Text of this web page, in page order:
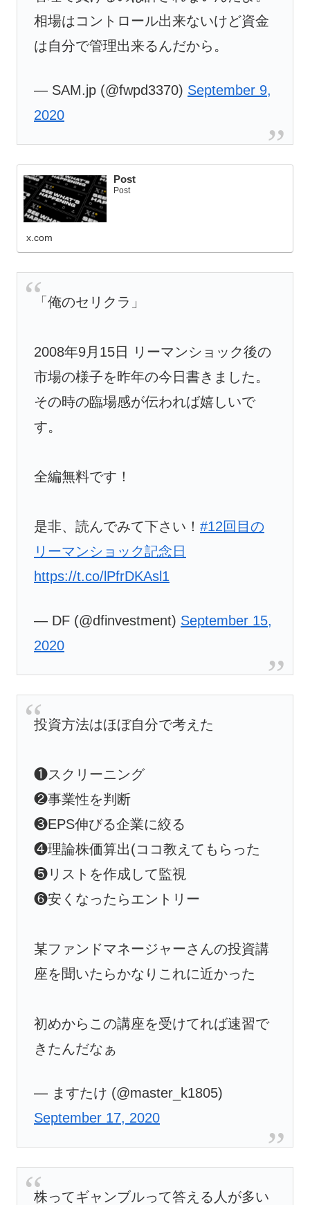
相場はコントロール出来ないけど資金
は自分で管理出来るんだから。
— SAM.jp (@fwpd3370) September 9,
2020
Post
Post
x.com
「俺のセリクラ」
2008年9月15日 リーマンショック後の
市場の様子を昨年の今日書きました。
その時の臨場感が伝われば嬉しいで
す。
全編無料です！
是非、読んでみて下さい！ #12回目の
リーマンショック記念日
https://t.co/lPfrDKAsl1
— DF (@dfinvestment) September 15,
2020
投資方法はほぼ自分で考えた
❶スクリーニング
❷事業性を判断
❸EPS伸びる企業に絞る
❹理論株価算出(ココ教えてもらった
❺リストを作成して監視
❻安くなったらエントリー
某ファンドマネージャーさんの投資講
座を聞いたらかなりこれに近かった
初めからこの講座を受けてれば速習で
きたんだなぁ
— ますたけ (@master_k1805)
September 17, 2020
株ってギャンブルって答える人が多い